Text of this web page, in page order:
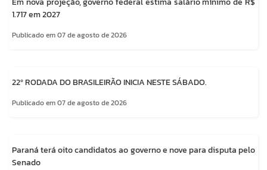
1.717 em 2027
Publicado em 07 de agosto de 2026
22º RODADA DO BRASILEIRÃO INICIA NESTE SÁBADO.
Publicado em 07 de agosto de 2026
Paraná terá oito candidatos ao governo e nove para disputa pelo
Senado